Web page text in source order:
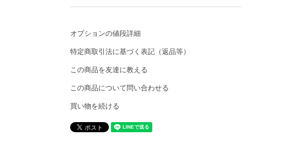
オプションの値段詳細
特定商取引法に基づく表記（返品等）
この商品を友達に教える
この商品について問い合わせる
買い物を続ける